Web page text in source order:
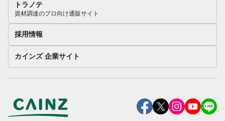
トラノテ
資材調達のプロ向け通販サイト
採用情報
カインズ 企業サイト